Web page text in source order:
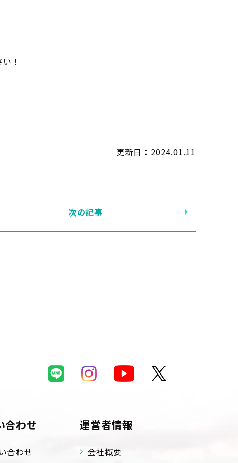
！
更新日： 2024.01.11
次の記事
合わせ
合わせ
運営者情報
会社概要